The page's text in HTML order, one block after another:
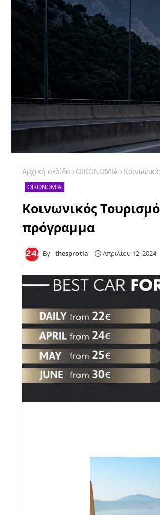
Αρχική σελίδα ΟΙΚΟΝΟΜΙΑ
ΟΙΚΟΝΟΜΙΑ
Κοινωνικός
πρόγραμμα
thesprotia Απριλίου 12, 2024